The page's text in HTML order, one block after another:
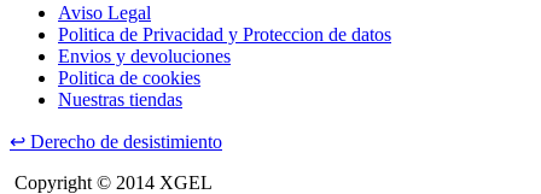
Aviso Legal
Politica de Privacidad y Proteccion de datos
Envios y devoluciones
Politica de cookies
Nuestras tiendas
↩ Derecho de desistimiento
Copyright © 2014 XGEL